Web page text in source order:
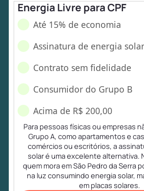
Energia Livre para CPF
Até 15% de economia
Assinatura de energia solar
Contrato sem fidelidade
Consumidor do Grupo B
Acima de R$ 200,00
Para pessoas físicas ou empresas
Grupo A, como apartamentos e
comércios ou escritórios, a
solar é uma excelente alternativa.
quem mora em São Pedro da Serra
na luz consumindo energia solar,
em placas solares.